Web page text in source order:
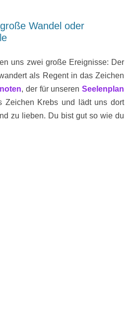
Wandel oder
uns zwei große Ereignisse: Der
als Regent in das Zeichen
, der für unserenSeelenplan
Zeichen Krebs und lädt uns dort
zu lieben. Du bist gut so wie du